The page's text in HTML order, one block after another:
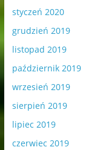
styczeń 2020
grudzień 2019
listopad 2019
październik 2019
wrzesień 2019
sierpień 2019
lipiec 2019
czerwiec 2019